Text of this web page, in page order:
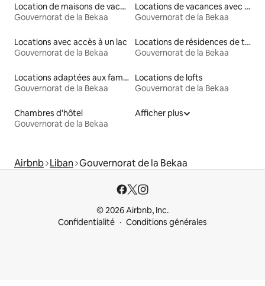
Location de maisons de vacances
Gouvernorat de la Bekaa
Locations de vacances avec piscine
Gouvernorat de la Bekaa
Locations avec accès à un lac
Gouvernorat de la Bekaa
Locations de résidences de tourisme
Gouvernorat de la Bekaa
Locations adaptées aux familles
Gouvernorat de la Bekaa
Locations de lofts
Gouvernorat de la Bekaa
Chambres d'hôtel
Gouvernorat de la Bekaa
Afficher plus
Airbnb Liban Gouvernorat de la Bekaa
© 2026 Airbnb, Inc.
Confidentialité
Conditions générales